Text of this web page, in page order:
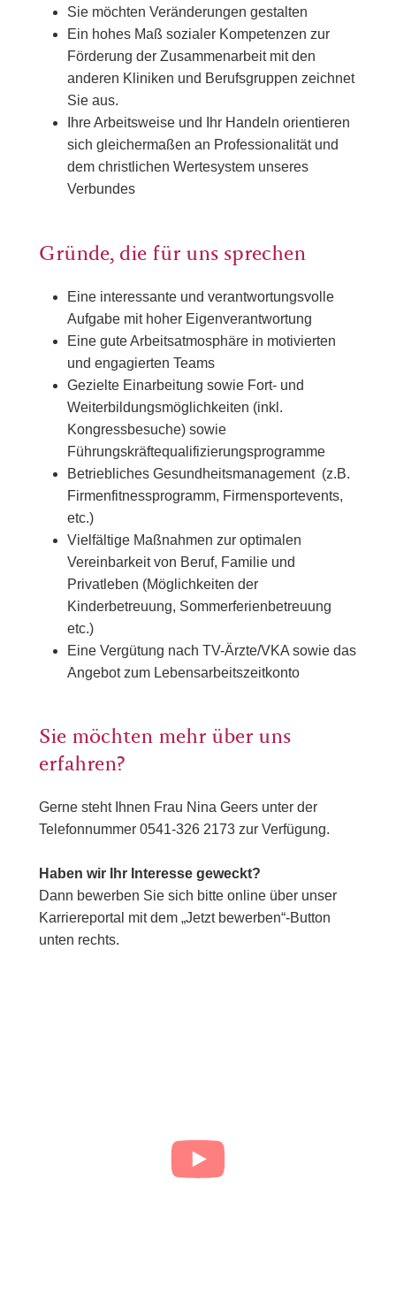
Sie möchten Veränderungen gestalten
Ein hohes Maß sozialer Kompetenzen zur
Förderung der Zusammenarbeit mit den
anderen Kliniken und Berufsgruppen zeichnet
Sie aus.
Ihre Arbeitsweise und Ihr Handeln orientieren
sich gleichermaßen an Professionalität und
dem christlichen Wertesystem unseres
Verbundes
Gründe, die für uns sprechen
Eine interessante und verantwortungsvolle
Aufgabe mit hoher Eigenverantwortung
Eine gute Arbeitsatmosphäre in motivierten
und engagierten Teams
Gezielte Einarbeitung sowie Fort- und
Weiterbildungsmöglichkeiten (inkl.
Kongressbesuche) sowie
Führungskräftequalifizierungsprogramme
Betriebliches Gesundheitsmanagement (z.B.
Firmenfitnessprogramm, Firmensportevents,
etc.)
Vielfältige Maßnahmen zur optimalen
Vereinbarkeit von Beruf, Familie und
Privatleben (Möglichkeiten der
Kinderbetreuung, Sommerferienbetreuung
etc.)
Eine Vergütung nach TV-Ärzte/VKA sowie das
Angebot zum Lebensarbeitszeitkonto
Sie möchten mehr über uns
erfahren?
Gerne steht Ihnen Frau Nina Geers unter der
Telefonnummer 0541-326 2173 zur Verfügung.
Haben wir Ihr Interesse geweckt?
Dann bewerben Sie sich bitte online über unser
Karriereportal mit dem „Jetzt bewerben“-Button
unten rechts.